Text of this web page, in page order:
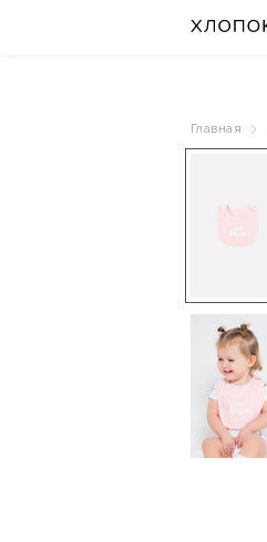
Главная